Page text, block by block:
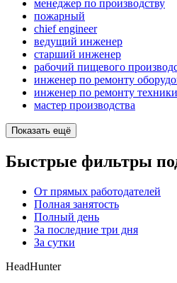
менеджер по производству
пожарный
chief engineer
ведущий инженер
старший инженер
рабочий пищевого
инженер по ремонту
инженер по ремонту техники
мастер производства
Показать ещё
Быстрые фильтры
От прямых работодателей
Полная занятость
Полный день
За последние три дня
За сутки
HeadHunter